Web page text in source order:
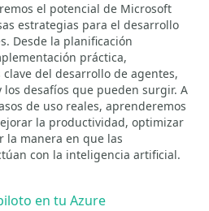
el potencial de Microsoft
estrategias para el desarrollo
Desde la planificación
práctica,
del desarrollo de agentes,
los desafíos que pueden surgir. A
de uso reales, aprenderemos
la productividad, optimizar
la manera en que las
con la inteligencia artificial.
en tu Azure